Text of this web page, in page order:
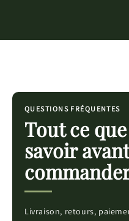
QUESTIONS FRÉQUENTES
Tout ce
savoir
Livraison, retours,